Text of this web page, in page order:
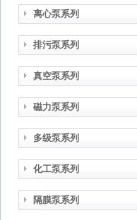
离心泵系列
排污泵系列
真空泵系列
磁力泵系列
多级泵系列
化工泵系列
隔膜泵系列